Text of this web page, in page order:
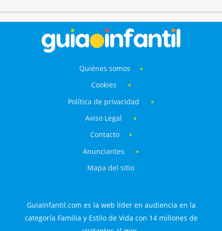
Quiénes somos
Cookies
Política de privacidad
Aviso Legal
Contacto
Anunciantes
Mapa del sitio
GuiaInfantil.com es la web líder en audiencia en la
categoría Familia y Estilo de Vida con 14 millones de